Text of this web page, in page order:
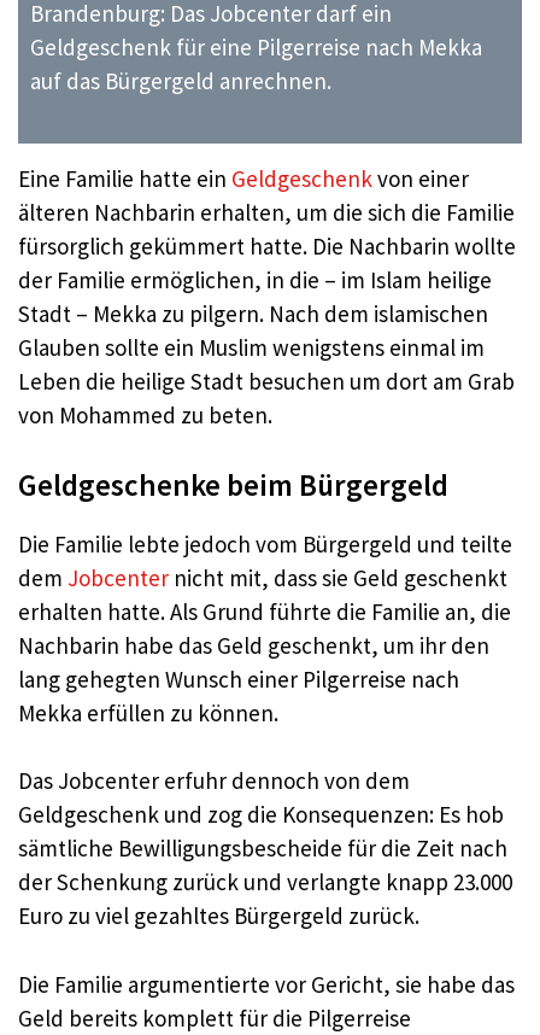
Brandenburg: Das Jobcenter darf ein
Geldgeschenk für eine Pilgerreise nach Mekka
auf das Bürgergeld anrechnen.
Eine Familie hatte ein Geldgeschenkvon einer
älteren Nachbarin erhalten, um die sich die Familie
fürsorglich gekümmert hatte. Die Nachbarin wollte
der Familie ermöglichen, in die – im Islam heilige
Stadt – Mekka zu pilgern. Nach dem islamischen
Glauben sollte ein Muslim wenigstens einmal im
Leben die heilige Stadt besuchen um dort am Grab
von Mohammed zu beten.
Geldgeschenke beim Bürgergeld
Die Familie lebte jedoch vom Bürgergeld und teilte
dem Jobcenter nicht mit, dass sie Geld geschenkt
erhalten hatte. Als Grund führte die Familie an, die
Nachbarin habe das Geld geschenkt, um ihr den
lang gehegten Wunsch einer Pilgerreise nach
Mekka erfüllen zu können.
Das Jobcenter erfuhr dennoch von dem
Geldgeschenk und zog die Konsequenzen: Es hob
sämtliche Bewilligungsbescheide für die Zeit nach
der Schenkung zurück und verlangte knapp 23.000
Euro zu viel gezahltes Bürgergeld zurück.
Die Familie argumentierte vor Gericht, sie habe das
Geld bereits komplett für die Pilgerreise